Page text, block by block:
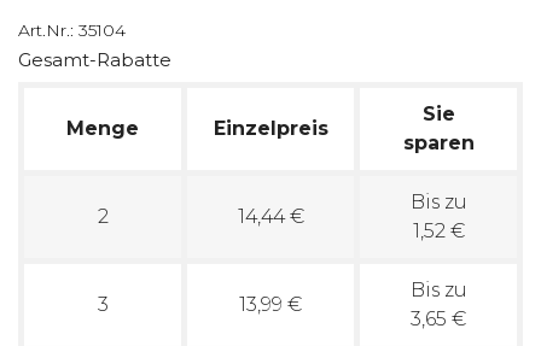
Art.Nr.: 35104
Gesamt-Rabatte
Menge Einzelpreis
Sie
sparen
2 14,44 €
Bis zu
1,52 €
3 13,99 €
Bis zu
3,65 €